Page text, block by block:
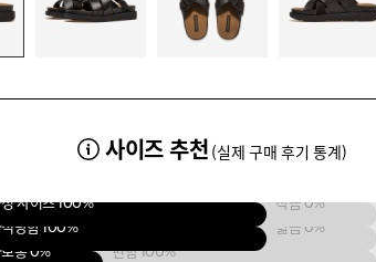
사이즈 추천 (실제 구매 후기 통계)
정 사이즈100% 작음0%
적당함 100% 넓음 0%
보통0% 편함100%